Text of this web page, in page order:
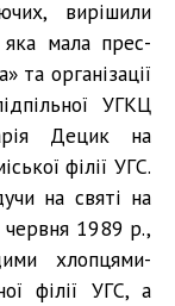
вирішили
яка мала прес-
та організації
УГКЦ
Децик на
філії УГС.
на святі на
червня 1989 р.,
хлопцями-
філії УГС, а